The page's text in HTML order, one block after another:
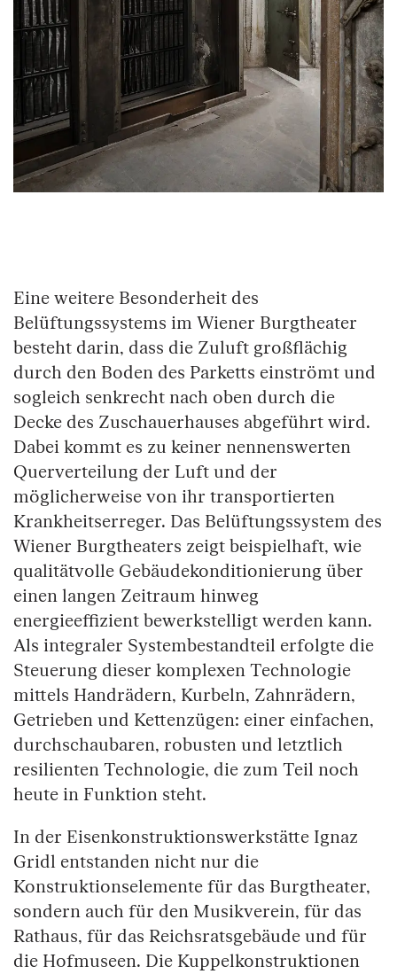
Springe zum Anfang des Bilder Slider
Eine weitere Besonderheit des
Belüftungssystems im Wiener Burgtheater
besteht darin, dass die Zuluft großflächig
durch den Boden des Parketts einströmt und
sogleich senkrecht nach oben durch die
Decke des Zuschauerhauses abgeführt wird.
Dabei kommt es zu keiner nennenswerten
Querverteilung der Luft und der
möglicherweise von ihr transportierten
Krankheitserreger. Das Belüftungssystem des
Wiener Burgtheaters zeigt beispielhaft, wie
qualitätvolle Gebäudekonditionierung über
einen langen Zeitraum hinweg
energieeffizient bewerkstelligt werden kann.
Als integraler Systembestandteil erfolgte die
Steuerung dieser komplexen Technologie
mittels Handrädern, Kurbeln, Zahnrädern,
Getrieben und Kettenzügen: einer einfachen,
durchschaubaren, robusten und letztlich
resilienten Technologie, die zum Teil noch
heute in Funktion steht.
In der Eisenkonstruktionswerkstätte Ignaz
Gridl entstanden nicht nur die
Konstruktionselemente für das Burgtheater,
sondern auch für den Musikverein, für das
Rathaus, für das Reichsratsgebäude und für
die Hofmuseen. Die Kuppelkonstruktionen